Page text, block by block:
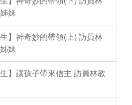
妹
】神奇妙的帶領(上) 訪員林
妹
】讓孩子帶來信主 訪員林教